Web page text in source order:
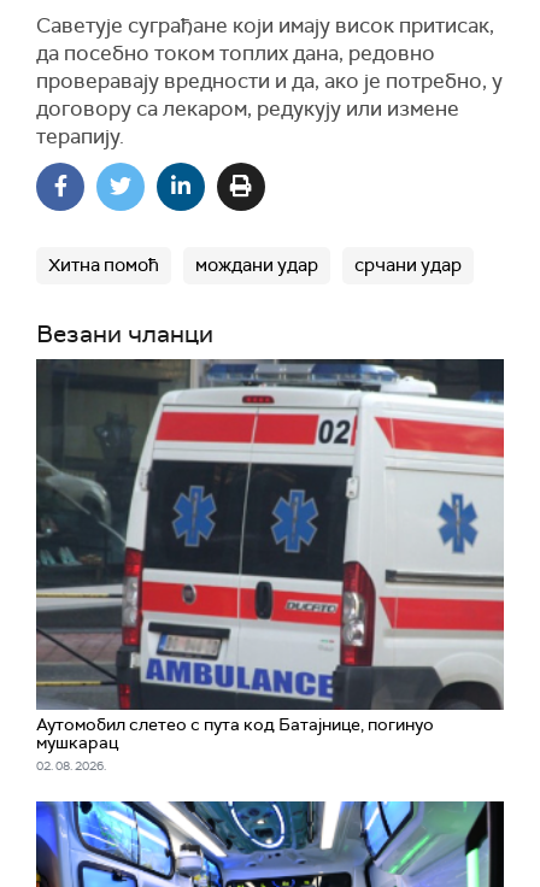
Саветује суграђане који имају висок притисак,
да посебно током топлих дана, редовно
проверавају вредности и да, ако је потребно, у
договору са лекаром, редукују или измене
терапију.
Хитна помоћ мождани удар срчани удар
Везани чланци
Аутомобил слетео с пута код Батајнице, погинуо
мушкарац
02. 08. 2026.